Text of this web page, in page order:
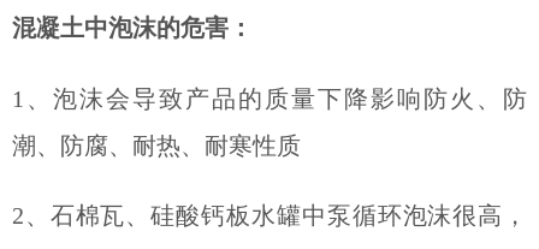
混凝土中泡沫的危害：
1、泡沫会导致产品的质量下降影响防火、防
潮、防腐、耐热、耐寒性质
2、石棉瓦、硅酸钙板水罐中泵循环泡沫很高，